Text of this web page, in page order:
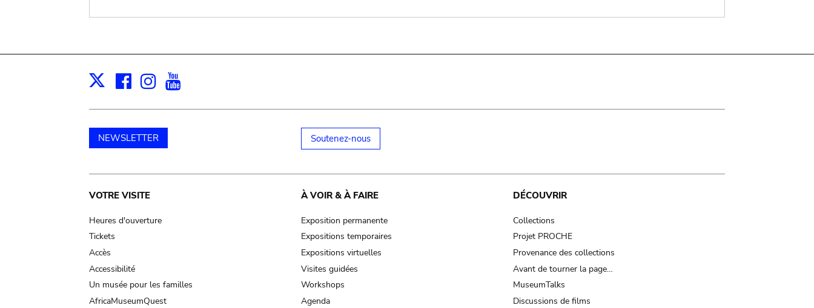
cooking-pot
cooking-pot
frying pan
grog
cup; holllow vessel
X Facebook
Instagram
NEWSLETTER Soutenez-nous
Main
navigation
VOTRE VISITE
Heures d'ouverture
Tickets
Accès
Accessibilité
Un musée pour les familles
AfricaMuseumQuest
À VOIR & À FAIRE
Exposition permanente
Expositions temporaires
Expositions virtuelles
Visites guidées
Workshops
Agenda
DÉCOUVRIR
Collections
Projet PROCHE
Provenance des collections
Avant de tourner la page…
MuseumTalks
Discussions de films